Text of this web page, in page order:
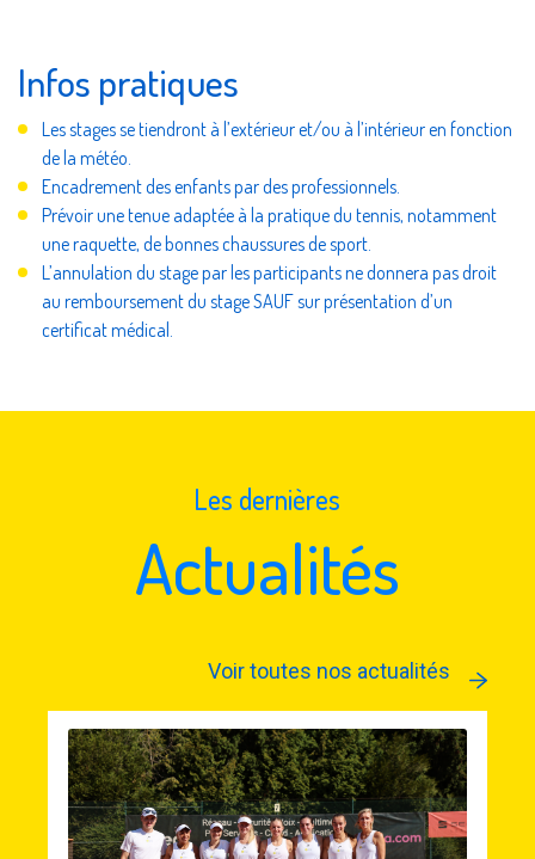
Infos pratiques
Les stages se tiendront à l’extérieur et/ou à l’intérieur en fonction
de la météo.
Encadrement des enfants par des professionnels.
Prévoir une tenue adaptée à la pratique du tennis, notamment
une raquette, de bonnes chaussures de sport.
L’annulation du stage par les participants ne donnera pas droit
au remboursement du stage SAUF sur présentation d’un
certificat médical.
Les dernières
Actualités
Voir toutes nos actualités